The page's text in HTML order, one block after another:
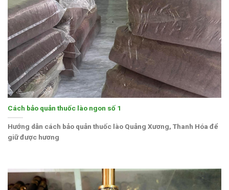
Cách bảo quản thuốc lào ngon số 1
Hướng dẫn cách bảo quản thuốc lào Quảng Xương, Thanh Hóa để
giữ được hương